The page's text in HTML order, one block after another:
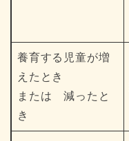
養育する児童が増
えたとき
または 減ったと
き